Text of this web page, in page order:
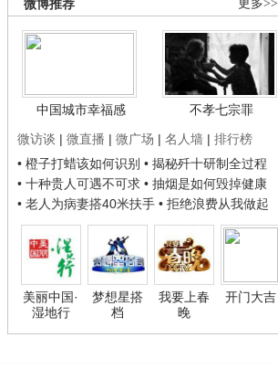
更多>>
微博推荐
中国城市幸福感
不孝七宗罪
微访谈 | 微直播 | 微广场 | 名人墙 | 排行榜
• 橙子打蜡该如何识别 • 揭秘歼十研制全过程
• 十种贵人可遇不可求 • 抽烟是如何毁掉健康
• 老人为病妻搭40米扶手 • 拒绝浪费从我做起
美丽中国·
湿地行
梦想星搭
档
我要上春
晚
开门大吉